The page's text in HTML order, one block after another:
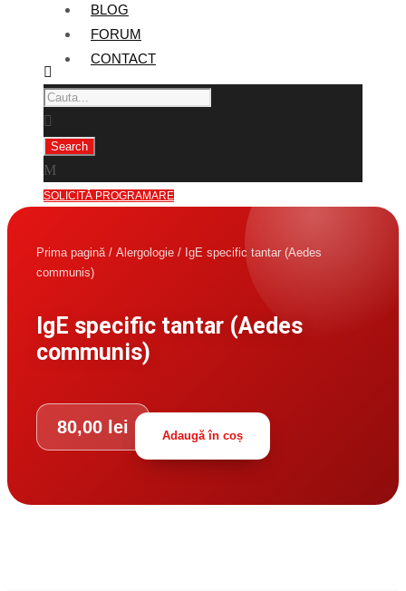
BLOG
FORUM
CONTACT
SOLICITĂ PROGRAMARE
Prima pagină / Alergologie / IgE specific tantar (Aedes
communis)
IgE specific tantar (Aedes
communis)
80,00 lei Adaugă în coș